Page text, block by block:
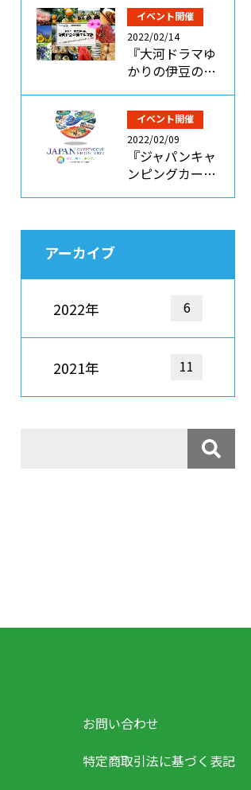
イベント開催
2022/02/14
『大河ドラマゆ
かりの伊豆の…
イベント開催
2022/02/09
『ジャパンキャ
ンピングカー…
アーカイブ
2022年 6
2021年 11
お問い合わせ
特定商取引法に基づく表記